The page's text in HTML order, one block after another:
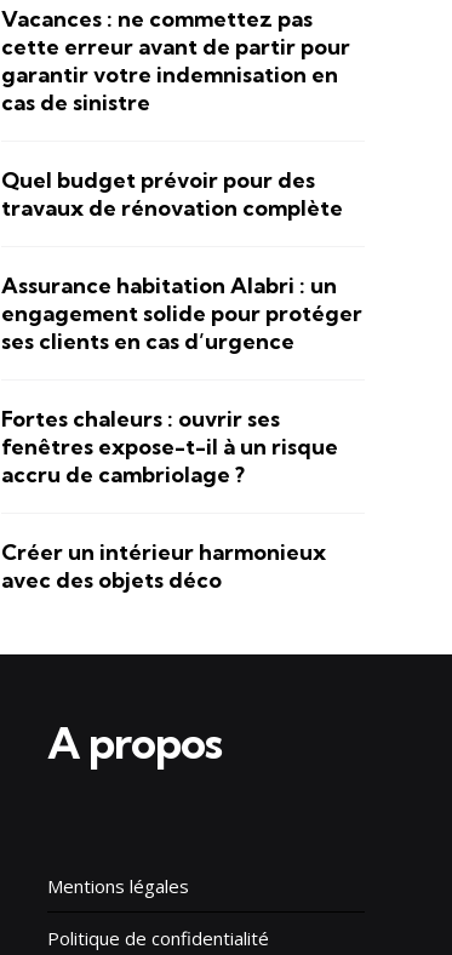
Vacances : ne commettez pas
cette erreur avant de partir pour
garantir votre indemnisation en
cas de sinistre
Quel budget prévoir pour des
travaux de rénovation complète
Assurance habitation Alabri : un
engagement solide pour protéger
ses clients en cas d’urgence
Fortes chaleurs : ouvrir ses
fenêtres expose-t-il à un risque
accru de cambriolage ?
Créer un intérieur harmonieux
avec des objets déco
A propos
Mentions légales
Politique de confidentialité